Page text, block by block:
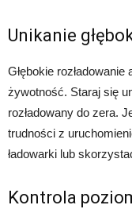
Unikanie
Głębokie
żywotność. Staraj się
rozładowany do zera.
trudności z
ładowarki lub
Kontrola